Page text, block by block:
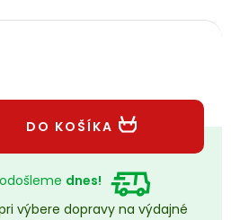
údajov
DO KOŠÍKA
dnes!
výbere dopravy na výdajné